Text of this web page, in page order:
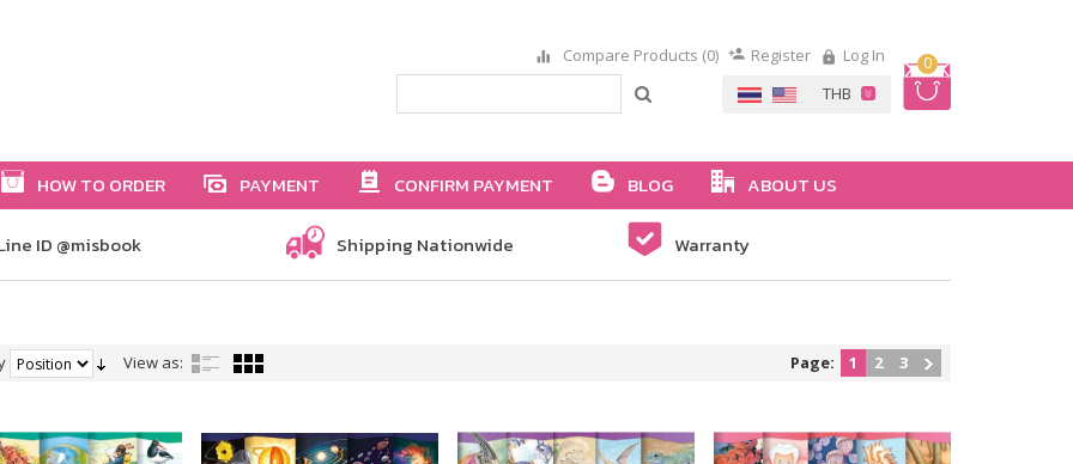
0
Compare Products (0) Register Log In
HOW TO ORDER PAYMENT CONFIRM PAYMENT BLOG ABOUT US
ID @misbook Shipping Nationwide Warranty
View as: Page: 1 2 3